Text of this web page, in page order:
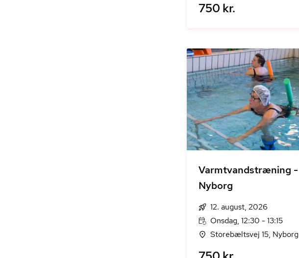
750 kr.
Varmtvandstræning -
Nyborg
12. august, 2026
Onsdag, 12:30 - 13:15
Storebæltsvej 15, Nyborg